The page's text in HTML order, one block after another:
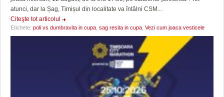
atunci, dar la Șag, Timișul din localitate va întâlni CSM...
Citeşte tot articolul
Etichete: poli vs dumbravita in cupa sag resita in cupa Vezi cum joaca vesticele